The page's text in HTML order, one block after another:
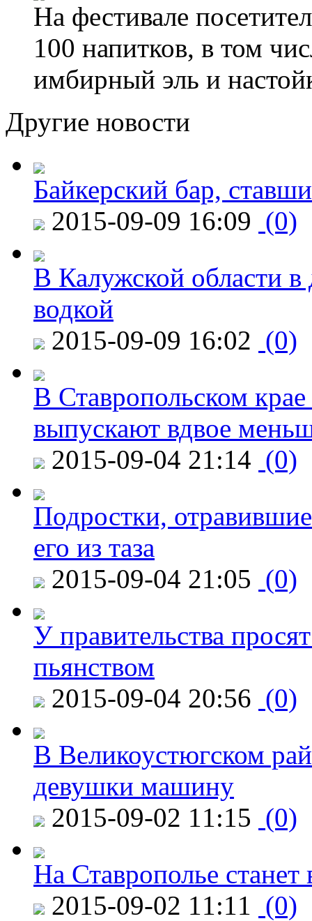
На фестивале
100 напитков, в том
имбирный эль и
Другие новости
Байкерский бар,
2015-09-09 16:09 (0)
В Калужской области в
водкой
2015-09-09 16:02 (0)
В Ставропольском
выпускают вдвое
2015-09-04 21:14 (0)
Подростки,
его из таза
2015-09-04 21:05 (0)
У правительства
пьянством
2015-09-04 20:56 (0)
В Великоустюгском
девушки машину
2015-09-02 11:15 (0)
На Ставрополье
2015-09-02 11:11 (0)